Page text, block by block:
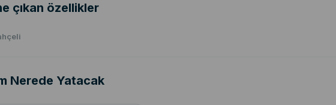
çıkan özellikler
Nerede Yatacak